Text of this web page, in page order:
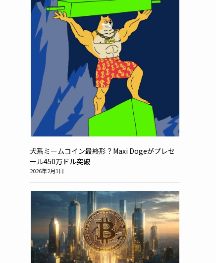
犬系ミームコイン最終形？Maxi Dogeがプレセ
ール450万ドル突破
2026年2月1日